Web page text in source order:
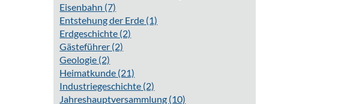
Eisenbahn (7)
Entstehung der Erde (1)
Erdgeschichte (2)
Gästeführer (2)
Geologie (2)
Heimatkunde (21)
Industriegeschichte (2)
Jahreshauptversammlung (10)